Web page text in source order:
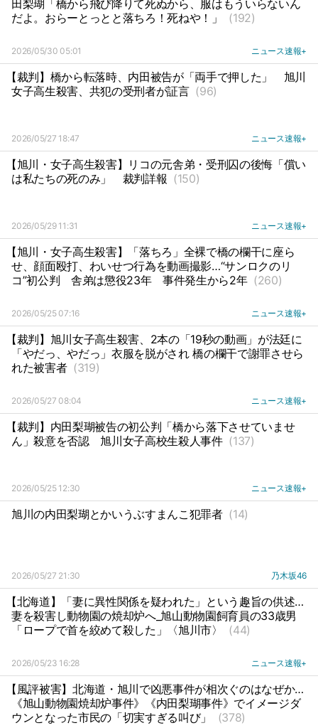
田梨瑚「橋から飛び降りて死ぬから、服はもういらないん
だよ。おらーとっとと落ちろ！死ねや！」
(192)
2026/05/30 05:01 ニュース速報+
【裁判】橋から転落時、内田被告が「両手で押した」
旭川
女子高生殺害、共犯の受刑者が証言 (96)
2026/05/27 18:47 ニュース速報+
【旭川・女子高生殺害】リコの元舎弟・受刑囚の後悔「償い
は私たちの死のみ」
裁判詳報 (150)
2026/05/29 11:31 ニュース速報+
【旭川・女子高生殺害】「落ちろ」全裸で橋の欄干に座ら
せ、顔面殴打、わいせつ行為を動画撮影…“サンロクのリ
コ”初公判
舎弟は懲役23年 事件発生から2年 (260)
2026/05/25 07:16 ニュース速報+
【裁判】旭川女子高生殺害、2本の「19秒の動画」が法廷に
「やだっ、やだっ」衣服を脱がされ 橋の欄干で謝罪させら
れた被害者 (319)
2026/05/27 08:04 ニュース速報+
【裁判】内田梨瑚被告の初公判「橋から落下させていませ
ん」殺意を否認
旭川女子高校生殺人事件 (137)
2026/05/25 12:30 ニュース速報+
旭川の内田梨瑚とかいうぶすまんこ犯罪者 (14)
2026/05/27 21:30 乃木坂46
【北海道】「妻に異性関係を疑われた」という趣旨の供述…
妻を殺害し動物園の焼却炉へ_旭山動物園飼育員の33歳男
「ロープで首を絞めて殺した」〈旭川市〉
(44)
2026/05/23 16:28 ニュース速報+
【風評被害】北海道・旭川で凶悪事件が相次ぐのはなぜか…
《旭山動物園焼却炉事件》《内田梨瑚事件》でイメージダ
ウンとなった市民の「切実すぎる叫び」
(378)